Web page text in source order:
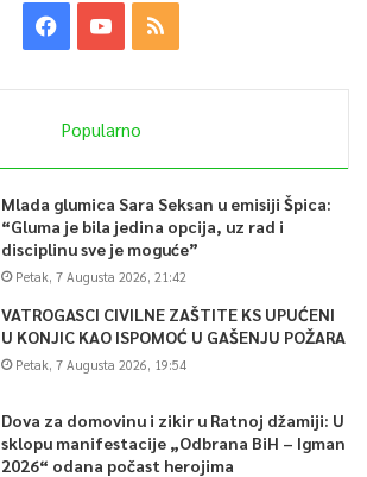
Popularno
Mlada glumica Sara Seksan u emisiji Špica:
“Gluma je bila jedina opcija, uz rad i
disciplinu sve je moguće”
Petak, 7 Augusta 2026, 21:42
VATROGASCI CIVILNE ZAŠTITE KS UPUĆENI
U KONJIC KAO ISPOMOĆ U GAŠENJU POŽARA
Petak, 7 Augusta 2026, 19:54
Dova za domovinu i zikir u Ratnoj džamiji: U
sklopu manifestacije „Odbrana BiH – Igman
2026“ odana počast herojima